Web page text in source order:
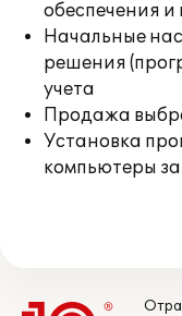
обеспечения
Начальные
решения
учета
Продажа
Установка
компьютеры